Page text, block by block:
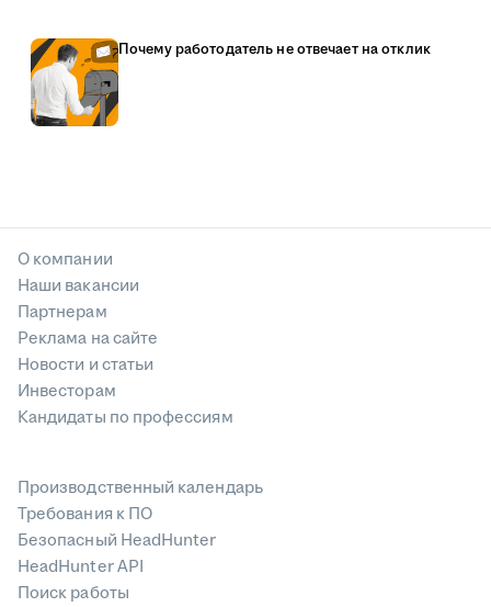
Почему работодатель не отвечает на отклик
О компании
Наши вакансии
Партнерам
Реклама на сайте
Новости и статьи
Инвесторам
Кандидаты по профессиям
Производственный календарь
Требования к ПО
Безопасный HeadHunter
HeadHunter API
Поиск работы